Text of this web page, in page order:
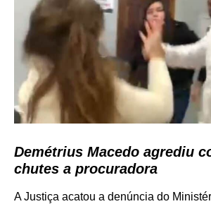
Demétrius Macedo agrediu
chutes a procuradora
A Justiça acatou a denúncia do